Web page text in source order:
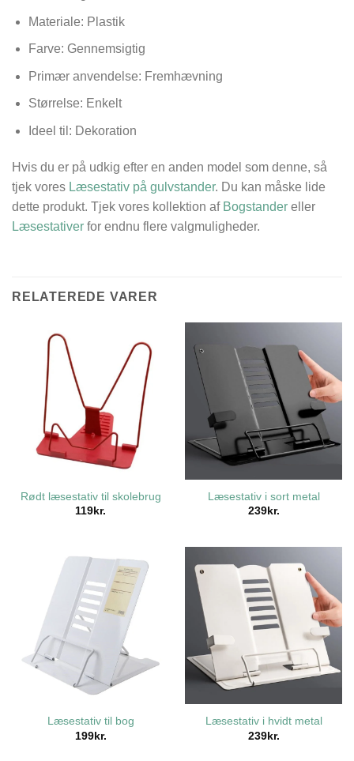
Materiale: Plastik
Farve: Gennemsigtig
Primær anvendelse: Fremhævning
Størrelse: Enkelt
Ideel til: Dekoration
Hvis du er på udkig efter en anden model som denne, så
tjek vores Læsestativ på gulvstander. Du kan måske lide
dette produkt. Tjek vores kollektion af Bogstander eller
Læsestativer for endnu flere valgmuligheder.
RELATEREDE VARER
Rødt læsestativ til skolebrug
119 kr.
Læsestativ i sort metal
239kr.
Læsestativ til bog
199kr.
Læsestativ i hvidt metal
239kr.